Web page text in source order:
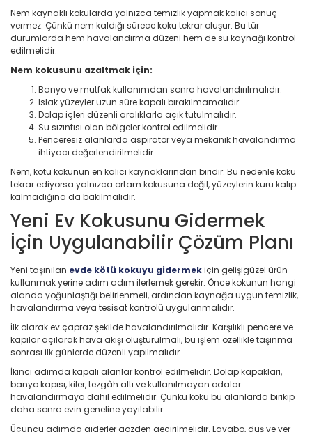
Nem kaynaklı kokularda yalnızca temizlik yapmak kalıcı sonuç
vermez. Çünkü nem kaldığı sürece koku tekrar oluşur. Bu tür
durumlarda hem havalandırma düzeni hem de su kaynağı kontrol
edilmelidir.
Nem kokusunu azaltmak için:
Banyo ve mutfak kullanımdan sonra havalandırılmalıdır.
Islak yüzeyler uzun süre kapalı bırakılmamalıdır.
Dolap içleri düzenli aralıklarla açık tutulmalıdır.
Su sızıntısı olan bölgeler kontrol edilmelidir.
Penceresiz alanlarda aspiratör veya mekanik havalandırma
ihtiyacı değerlendirilmelidir.
Nem, kötü kokunun en kalıcı kaynaklarından biridir. Bu nedenle koku
tekrar ediyorsa yalnızca ortam kokusuna değil, yüzeylerin kuru kalıp
kalmadığına da bakılmalıdır.
Yeni Ev Kokusunu Gidermek
İçin Uygulanabilir Çözüm Planı
Yeni taşınılan evde kötü kokuyu gidermekiçin gelişigüzel ürün
kullanmak yerine adım adım ilerlemek gerekir. Önce kokunun hangi
alanda yoğunlaştığı belirlenmeli, ardından kaynağa uygun temizlik,
havalandırma veya tesisat kontrolü uygulanmalıdır.
İlk olarak ev çapraz şekilde havalandırılmalıdır. Karşılıklı pencere ve
kapılar açılarak hava akışı oluşturulmalı, bu işlem özellikle taşınma
sonrası ilk günlerde düzenli yapılmalıdır.
İkinci adımda kapalı alanlar kontrol edilmelidir. Dolap kapakları,
banyo kapısı, kiler, tezgâh altı ve kullanılmayan odalar
havalandırmaya dahil edilmelidir. Çünkü koku bu alanlarda birikip
daha sonra evin geneline yayılabilir.
Üçüncü adımda giderler gözden geçirilmelidir. Lavabo, duş ve yer